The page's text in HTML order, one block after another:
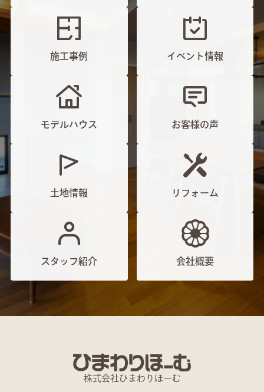
施工事例 イベント情報
モデルハウス お客様の声
土地情報 リフォーム
スタッフ紹介 会社概要
株式会社ひまわりほーむ